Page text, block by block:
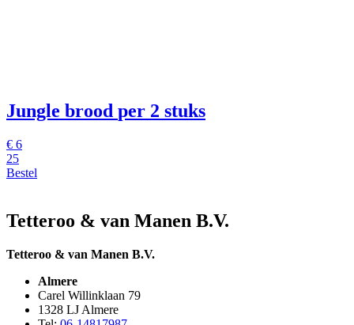
Jungle brood per 2 stuks
€ 6
25
Bestel
Tetteroo & van Manen B.V.
Tetteroo & van Manen B.V.
Almere
Carel Willinklaan 79
1328 LJ Almere